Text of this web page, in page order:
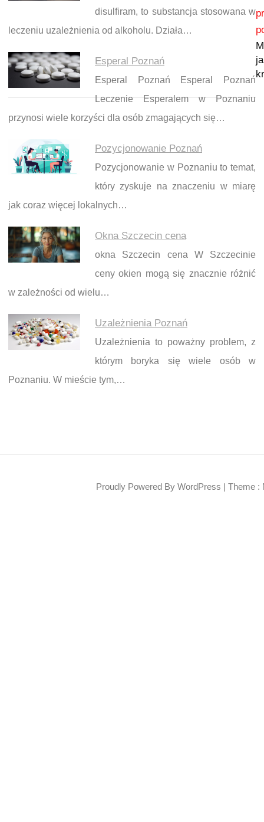
disulfiram, to substancja stosowana w
leczeniu uzależnienia od alkoholu. Działa…
Esperal Poznań
Esperal Poznań Esperal Poznań
Leczenie Esperalem w Poznaniu
przynosi wiele korzyści dla osób zmagających się…
Pozycjonowanie Poznań
Pozycjonowanie w Poznaniu to temat,
który zyskuje na znaczeniu w miarę
jak coraz więcej lokalnych…
Okna Szczecin cena
okna Szczecin cena W Szczecinie
ceny okien mogą się znacznie różnić
w zależności od wielu…
Uzależnienia Poznań
Uzależnienia to poważny problem, z
którym boryka się wiele osób w
Poznaniu. W mieście tym,…
Nawigacja wpisu
Proudly Powered By WordPress | Theme :